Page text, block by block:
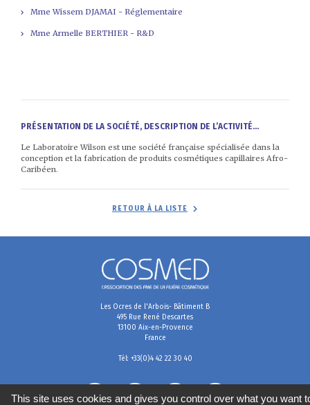
Mme Wissem DJAMAI - Réglementaire
Mme Armelle BERTHIER - R&D
PRÉSENTATION DE LA SOCIÉTÉ, DESCRIPTION DE L’ACTIVITÉ...
Le Laboratoire Wilson est une société française spécialisée dans la
conception et la fabrication de produits cosmétiques capillaires Afro-
Caribéen.
RETOUR À LA LISTE
Les Ocres de l'Arbois- Bâtiment B
495 Rue René Descartes
13100 Aix-en-Provence
France
Tél: +33(0)4 42 22 30 40
This site uses cookies and gives you control over what you want